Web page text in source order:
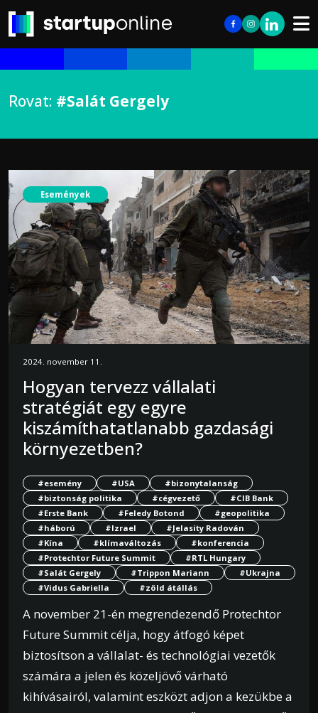
Rovat: #Salát Gergely
Események
2024. november 11.
Hogyan tervezz vállalati
stratégiát egy egyre
kiszámíthatatlanabb gazdasági
környezetben?
#esemény #USA
#bizonytalanság
#biztonság politika
#cégvezető
#CIB Bank
#Erste Bank
#Feledy Botond
#geopolitika
#háború
#Izrael
#Jelasity Radován
#Kína
#klímaváltozás
#konferencia
#Protechtor Future Summit
#RTL Hungary
#Salát Gergely
#Trippon Mariann
#Ukrajna
#Vidus Gabriella
#zöld átállás
A november 21-én megrendezendő Protechtor
Future Summit célja, hogy átfogó képet
biztosítson a vállalat- és technológiai vezetők
számára a jelen és közeljövő várható
kihívásairól, valamint eszközt adjon a kezükbe a